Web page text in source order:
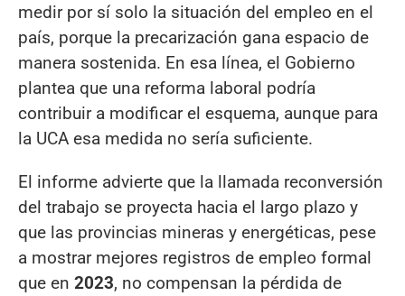
medir por sí solo la situación del empleo en el
país, porque la precarización gana espacio de
manera sostenida. En esa línea, el Gobierno
plantea que una reforma laboral podría
contribuir a modificar el esquema, aunque para
la UCA esa medida no sería suficiente.
El informe advierte que la llamada reconversión
del trabajo se proyecta hacia el largo plazo y
que las provincias mineras y energéticas, pese
a mostrar mejores registros de empleo formal
que en 2023, no compensan la pérdida de